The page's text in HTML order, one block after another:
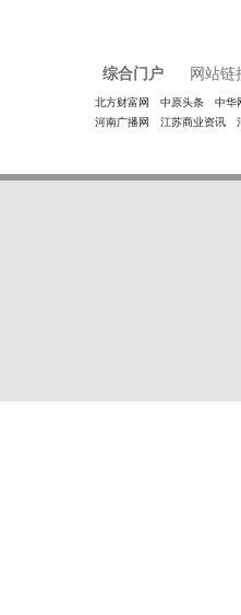
综合门户 网站链
北方财富网 中原头条 中华
河南广播网
江苏商业资讯